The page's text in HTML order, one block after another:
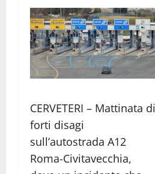
CERVETERI – Mattinata di
forti disagi
sull’autostrada A12
Roma-Civitavecchia,